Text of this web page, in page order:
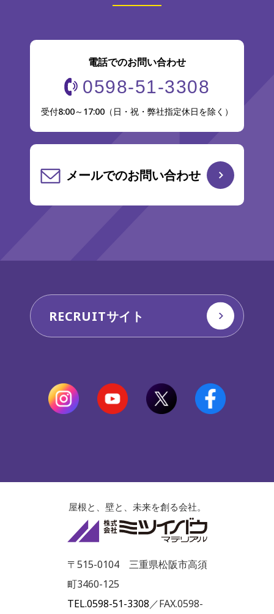
電話でのお問い合わせ
0598-51-3308
受付8:00～17:00（日・祝・弊社指定休日を除く）
メールでのお問い合わせ
RECRUITサイト
屋根と、壁と、未来を創る会社。
株式会社ミツ
〒515-0104 三重県松阪市高須
町3460-125
TEL.0598-51-3308／FAX.0598-